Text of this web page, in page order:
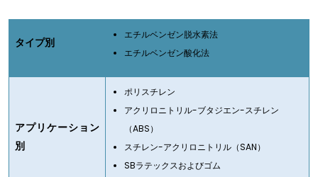
タイプ別
エチルベンゼン脱水素法
エチルベンゼン酸化法
アプリケーション
別
ポリスチレン
アクリロニトリル-ブタジエン-スチレン
（ABS）
スチレン-アクリロニトリル（SAN）
SBラテックスおよびゴム